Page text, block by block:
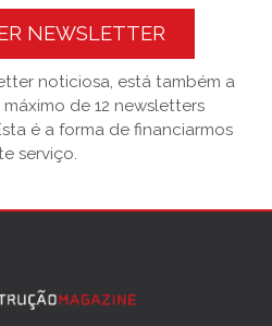
NEWSLETTER
noticiosa, está também a
de 12 newsletters
é a forma de financiarmos
serviço.